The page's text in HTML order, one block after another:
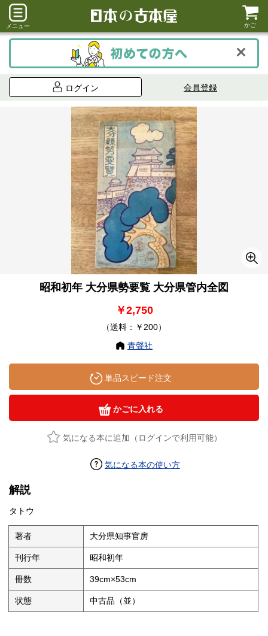
メニュー かご
ログイン 会員登録
昭和初年 大分県勢要覧 大分県管内全図
￥2,750
（送料：￥200）
青聲社
単品スピード注文
かごに入れる
気になる本に追加（ログインで利用可能）
気になる本の使い方
解説
タトウ
著者 大分県知事官房
刊行年 昭和初年
冊数 39cm×53cm
状態 中古品（並）